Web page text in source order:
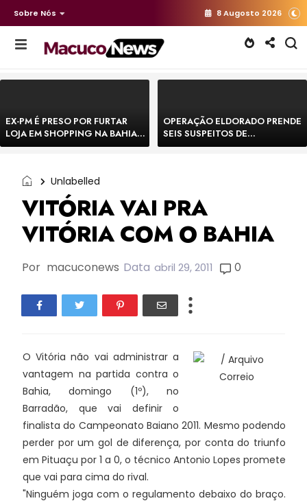
Sobre Nós 8 Augosto 2026
EX-PM É PRESO POR FURTAR
LOJA EM SHOPPING NA BAHIA E
ESCAPA CORRENDO DE
OPERAÇÃO ELDORADO PRENDE
SEIS SUSPEITOS DE
MOVIMENTAR R$ 25 MILHÕES
Unlabelled
VITÓRIA VAI PRA
VITÓRIA COM O BAHIA
Por macuconews Data abril 29, 2011 0
O Vitória não vai administrar a
vantagem na partida contra o
Bahia, domingo (1º), no
Barradão, que vai definir o
finalista do Campeonato Baiano 2011. Mesmo podendo
perder por um gol de diferença, por conta do triunfo
em Pituaçu por 1 a 0, o técnico Antonio Lopes promete
que vai para cima do rival.
"Ninguém joga com o regulamento debaixo do braço.